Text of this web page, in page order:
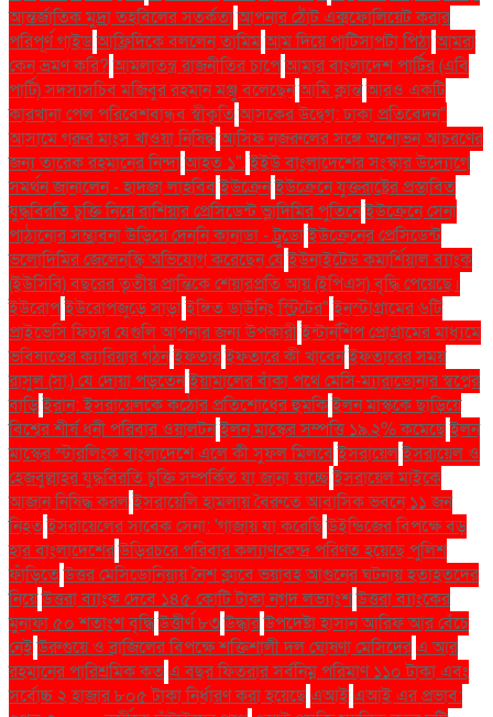
আন্তর্জাতিক মুদ্রা তহবিলের সতর্কতাআপনার ঠোঁট এক্সফোলিয়েট করার
পরিপূর্ণ গাইডআফ্রিদিকে বললেন তামিমআম দিয়ে পাটিসাপটা পিঠাআমরা
কেন ভ্রমণ করি? আমলাতন্ত্র রাজনীতির চাপেআমার বাংলাদেশ পার্টির (এবি
পার্টি) সদস্যসচিব মজিবুর রহমান মঞ্জু বলেছেনআমি ক্লান্তআরও একটি
কারখানা পেল পরিবেশবান্ধব স্বীকৃতিআসকের উদ্বেগ: ঢাকা প্রতিবেদন"
আসামে গরুর মাংস খাওয়া নিষিদ্ধআসিফ নজরুলের সঙ্গে অশোভন আচরণের
জন্য তারেক রহমানের নিন্দাআহত ১".ইইউ বাংলাদেশের সংস্কার উদ্যোগে
সমর্থন জানালেন - হাদজা লাহবিবইউক্রেনইউক্রেনে যুক্তরাষ্ট্রের প্রস্তাবিত
যুদ্ধবিরতি চুক্তি নিয়ে রাশিয়ার প্রেসিডেন্ট ভ্লাদিমির পুতিনেইউক্রেনে সেনা
পাঠানোর সম্ভাবনা উড়িয়ে দেননি কানাডা - ট্রুডোইউক্রেনের প্রেসিডেন্ট
ভলোদিমির জেলেনস্কি অভিযোগ করেছেন যেইউনাইটেড কমার্শিয়াল ব্যাংক
(ইউসিবি) বছরের তৃতীয় প্রান্তিকে শেয়ারপ্রতি আয় (ইপিএস) বৃদ্ধি পেয়েছে।
ইউরোপইউরোপজুড়ে সাড়াইঙ্গিত ডাউনিং স্ট্রিটের" ইনস্টাগ্রামের ৬টি
প্রাইভেসি ফিচার যেগুলি আপনার জন্য উপকারীইন্টার্নশিপ প্রোগ্রামের মাধ্যমে
ভবিষ্যতের ক্যারিয়ার গঠনইফতারইফতারে কী খাবেনইফতারের সময়
রাসুল (সা.) যে দোয়া পড়তেনইয়ামালের বাঁকা পথে মেসি-ম্যারাডোনার স্বপ্নের
বাড়িইরান: ইসরায়েলকে কঠোর প্রতিশোধের হুমকিইলন মাস্ককে ছাড়িয়ে
বিশ্বের শীর্ষ ধনী পরিবার ওয়ালটনইলন মাস্কের সম্পত্তি ১৯.২% কমেছেইলন
মাস্কের স্টারলিংক বাংলাদেশে এলে কী সুফল মিলবেইসরায়েলইসরায়েল ও
হেজবুল্লাহর যুদ্ধবিরতি চুক্তি সম্পর্কিত যা জানা যাচ্ছেইসরায়েল মাইকে
আজান নিষিদ্ধ করলইসরায়েলি হামলায় বৈরুতে আবাসিক ভবনে ১১ জন
নিহতইসরায়েলের সাবেক সেনা: 'গাজায় যা করেছিউইন্ডিজের বিপক্ষে বড়
হার বাংলাদেশেরউড়িরচরে পরিবার কল্যাণকেন্দ্র পরিণত হয়েছে পুলিশ
ফাঁড়িতেউত্তর মেসিডোনিয়ায় নৈশ ক্লাবে ভয়াবহ আগুনের ঘটনায় হতাহতদের
নিয়েউত্তরা ব্যাংক দেবে ১৪৫ কোটি টাকা নগদ লভ্যাংশউত্তরা ব্যাংকের
মুনাফা ৫০ শতাংশ বৃদ্ধিউত্তীর্ণ ৮৩উদ্ধারউপদেষ্টা হাসান আরিফ আর বেঁচে
নেইউরুগুয়ে ও ব্রাজিলের বিপক্ষে শক্তিশালী দল ঘোষণা মেসিদেরএ আর
রহমানের পারিশ্রমিক কতএ বছর ফিতরার সর্বনিম্ন পরিমাণ ১১০ টাকা এবং
সর্বোচ্চ ২ হাজার ৮০৫ টাকা নির্ধারণ করা হয়েছেএআইএআই এর প্রভাব: